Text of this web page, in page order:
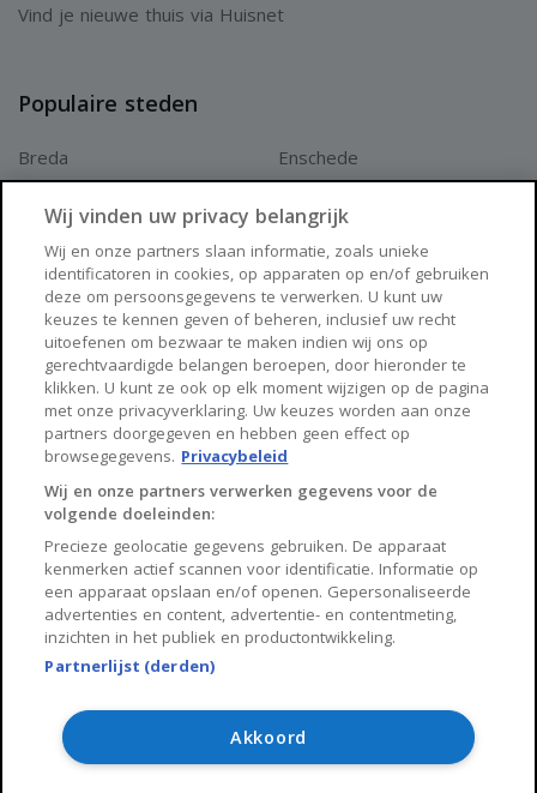
Vind je nieuwe thuis via Huisnet
Populaire steden
Breda
Arnhem
Enschede
Zwolle
Huisnet
Over Huisnet
Algemene voorwaarden
Privacybeleid
Contact
Sitemap
Copyright 2026, Huisnet is onderdeel van Property Portals
Algemene voorwaarden
Wij vinden uw privacy belangrijk
Wij en onze partners slaan informatie, zoals unieke
identificatoren in cookies, op apparaten op en/of gebruiken
deze om persoonsgegevens te verwerken. U kunt uw
keuzes te kennen geven of beheren, inclusief uw recht
uitoefenen om bezwaar te maken indien wij ons op
gerechtvaardigde belangen beroepen, door hieronder te
klikken. U kunt ze ook op elk moment wijzigen op de pagina
met onze privacyverklaring. Uw keuzes worden aan onze
partners doorgegeven en hebben geen effect op
browsegegevens. Privacybeleid
Wij en onze partners verwerken gegevens voor de
volgende doeleinden:
Precieze geolocatie gegevens gebruiken. De apparaat
kenmerken actief scannen voor identificatie. Informatie op
een apparaat opslaan en/of openen. Gepersonaliseerde
advertenties en content, advertentie- en contentmeting,
inzichten in het publiek en productontwikkeling.
Partnerlijst (derden)
Akkoord